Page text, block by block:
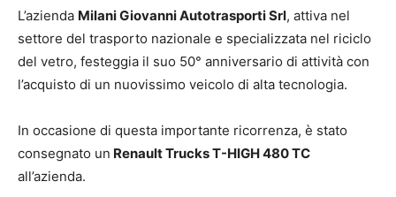
L’azienda Milani Giovanni Autotrasporti Srl, attiva nel
settore del trasporto nazionale e specializzata nel riciclo
del vetro, festeggia il suo 50° anniversario di attività con
l’acquisto di un nuovissimo veicolo di alta tecnologia.
In occasione di questa importante ricorrenza, è stato
consegnato un Renault Trucks T-HIGH 480 TC
all’azienda.